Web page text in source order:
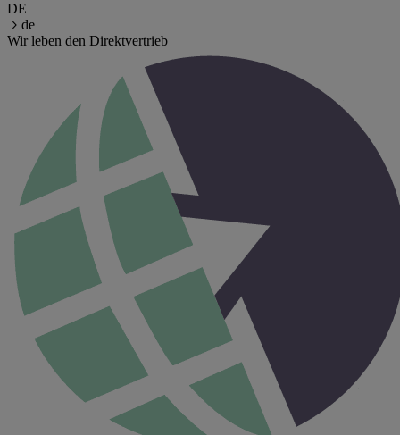
DE
de
Wir leben den Direktvertrieb